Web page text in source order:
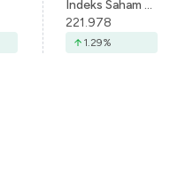
Indeks Saham Syariah Indonesia
221.978
1.29%